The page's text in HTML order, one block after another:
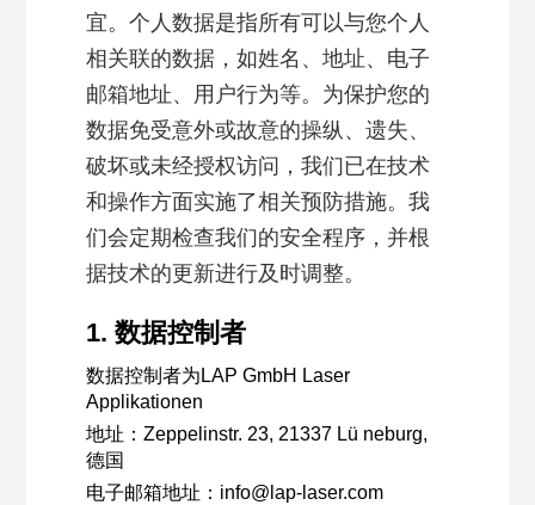
宜。个人数据是指所有可以与您个人
相关联的数据，如姓名、地址、电子
邮箱地址、用户行为等。为保护您的
数据免受意外或故意的操纵、遗失、
破坏或未经授权访问，我们已在技术
和操作方面实施了相关预防措施。我
们会定期检查我们的安全程序，并根
据技术的更新进行及时调整。
1. 数据控制者
数据控制者为LAP GmbH Laser
Applikationen
地址：Zeppelinstr. 23, 21337 Lü neburg,
德国
电子邮箱地址：info@lap-laser.com